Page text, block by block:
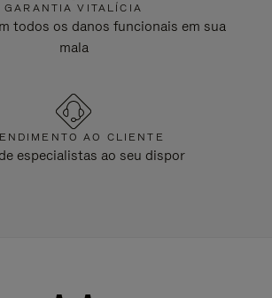
GARANTIA VITALÍCIA
todos os danos funcionais em sua
mala
AO CLIENTE
especialistas ao seu dispor